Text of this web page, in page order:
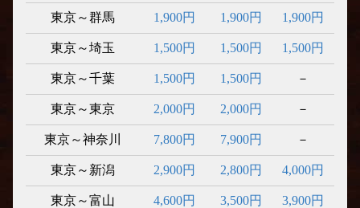
東京～群馬 1,900円 1,900円 1,900円
東京～埼玉 1,500円 1,500円 1,500円
東京～千葉 1,500円 1,500円 －
東京～東京 2,000円 2,000円 －
東京～神奈川 7,800円 7,900円 －
東京～新潟 2,900円 2,800円 4,000円
東京～富山 4,600円 3,500円 3,900円